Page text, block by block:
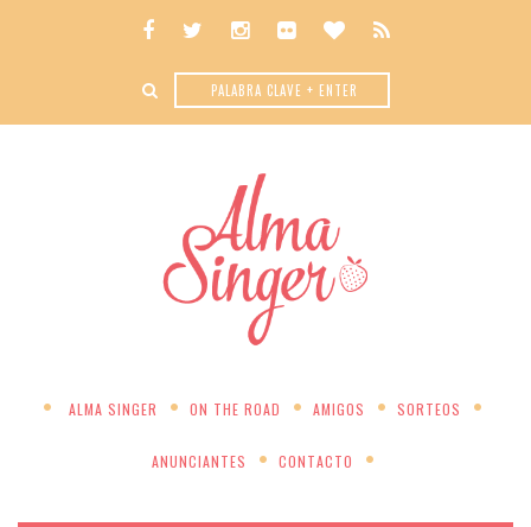
ALMA SINGER ON THE ROAD AMIGOS SORTEOS
ANUNCIANTES CONTACTO